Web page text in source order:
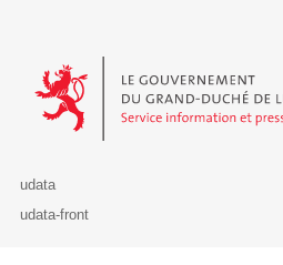
Le Gouvernement du Grand-Duché
udata
udata-front